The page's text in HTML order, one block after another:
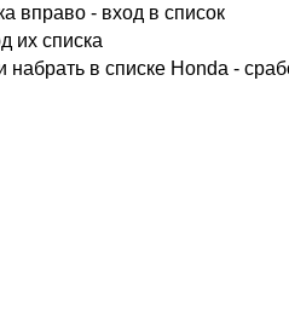
вправо - вход в список
их списка
в списке Honda -